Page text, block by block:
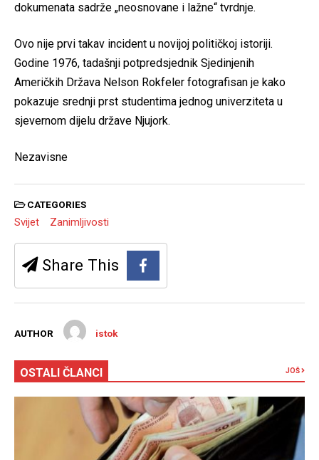
dokumenata sadrže „neosnovane i lažne“ tvrdnje.
Ovo nije prvi takav incident u novijoj političkoj istoriji.
Godine 1976, tadašnji potpredsjednik Sjedinjenih
Američkih Država Nelson Rokfeler fotografisan je kako
pokazuje srednji prst studentima jednog univerziteta u
sjevernom dijelu države Njujork.
Nezavisne
CATEGORIES
Svijet Zanimljivosti
Share This
AUTHOR istok
OSTALI ČLANCI JOŠ